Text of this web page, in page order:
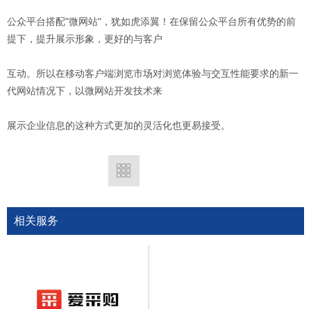
公众平台搭配"微网站"，犹如虎添翼！在保留公众平台所有优势的前
提下，提升展示形象，更好的与客户
互动。所以在移动客户端浏览市场对浏览体验与交互性能要求的新一
代网站情况下，以微网站开发技术来
展示企业信息的这种方式更加的灵活化也更易接受。
相关服务